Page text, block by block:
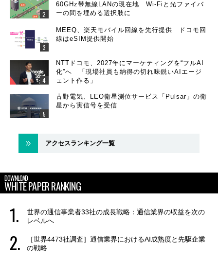
60GHz帯無線LANの現在地 Wi-Fiと光ファイバ
ーの間を埋める選択肢に
MEEQ、楽天モバイル回線を先行提供 ドコモ回
線はeSIM提供開始
NTTドコモ、2027年にマーケティングを“フルAI
化”へ 「現場社員も納得の切れ味鋭いAIエージ
ェント作る」
古野電気、LEO衛星測位サービス「Pulsar」の衛
星から実信号を受信
アクセスランキング一覧
DOWNLOAD
WHITE PAPER RANKING
世界の通信事業者33社の成長戦略：通信業界の収益を次の
レベルへ
［世界4473社調査］通信業界におけるAI成熟度と先駆企業
の戦略